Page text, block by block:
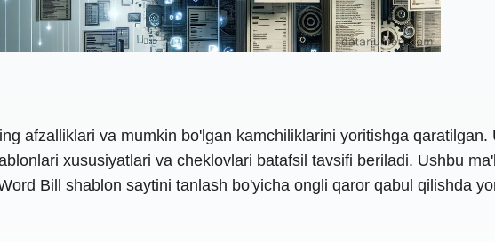
afzalliklari va mumkin bo'lgan kamchiliklarini yoritishga qaratilgan.
xususiyatlari va cheklovlari batafsil tavsifi beriladi. Ushbu
Bill shablon saytini tanlash bo'yicha ongli qaror qabul qilishda